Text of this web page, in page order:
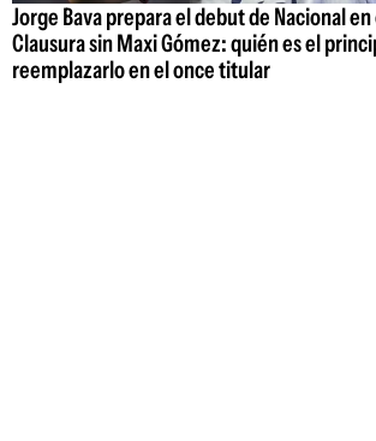
Jorge Bava prepara el debut de Nacional
Clausura sin Maxi Gómez: quién es el
reemplazarlo en el once titular